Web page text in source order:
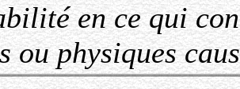
en ce qui
ou physiques